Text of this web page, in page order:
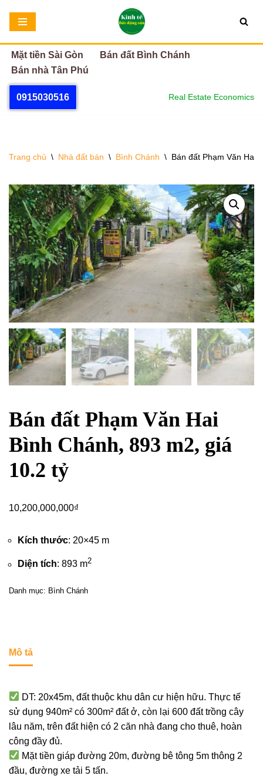
Chuyển
tới
nội
dung
Mặt tiền Sài Gòn
Bán đất Bình Chánh
Bán nhà Tân Phú
0915030516 Real Estate Economics
Trang chủ \ Nhà đất bán \ Bình Chánh \ Bán đất Phạm Văn Hai
Bán đất Phạm Văn Hai
Bình Chánh, 893 m2, giá
10.2 tỷ
10,200,000,000₫
Kích thước: 20×45 m
Diện tích: 893 m2
Danh mục: Bình Chánh
Mô tả
DT: 20x45m, đất thuộc khu dân cư hiện hữu. Thực tế
sử dụng 940m² có 300m² đất ở, còn lại 600 đất trồng cây
lâu năm, trên đất hiện có 2 căn nhà đang cho thuê, hoàn
công đầy đủ.
Mặt tiền giáp đường 20m, đường bê tông 5m thông 2
đầu, đường xe tải 5 tấn.